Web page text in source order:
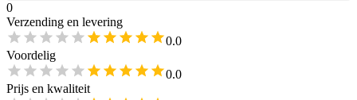
0
Verzending en levering
0.0
Voordelig
0.0
Prijs en kwaliteit